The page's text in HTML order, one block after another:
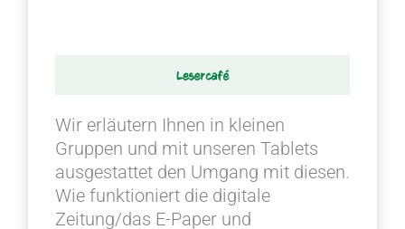
Wir erläutern Ihnen in kleinen
Gruppen und mit unseren Tablets
ausgestattet den Umgang mit diesen.
Wie funktioniert die digitale
Zeitung/das E-Paper und